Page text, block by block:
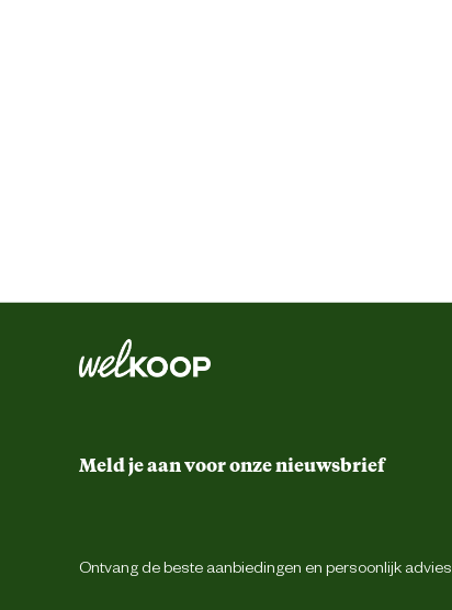
Meld je aan voor onze nieuwsbrief
Ontvang de beste aanbiedingen en persoonlijk advies.